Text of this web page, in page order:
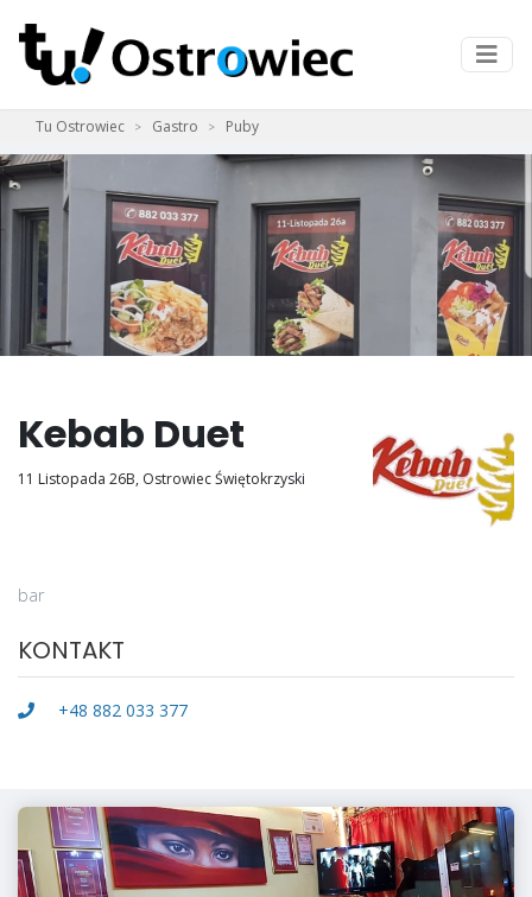
Tu Ostrowiec Gastro Puby
Kebab Duet
11 Listopada 26B, Ostrowiec Świętokrzyski
bar
KONTAKT
+48 882 033 377